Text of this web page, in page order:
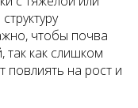
чтобы почва
так как слишком
повлиять на рост и